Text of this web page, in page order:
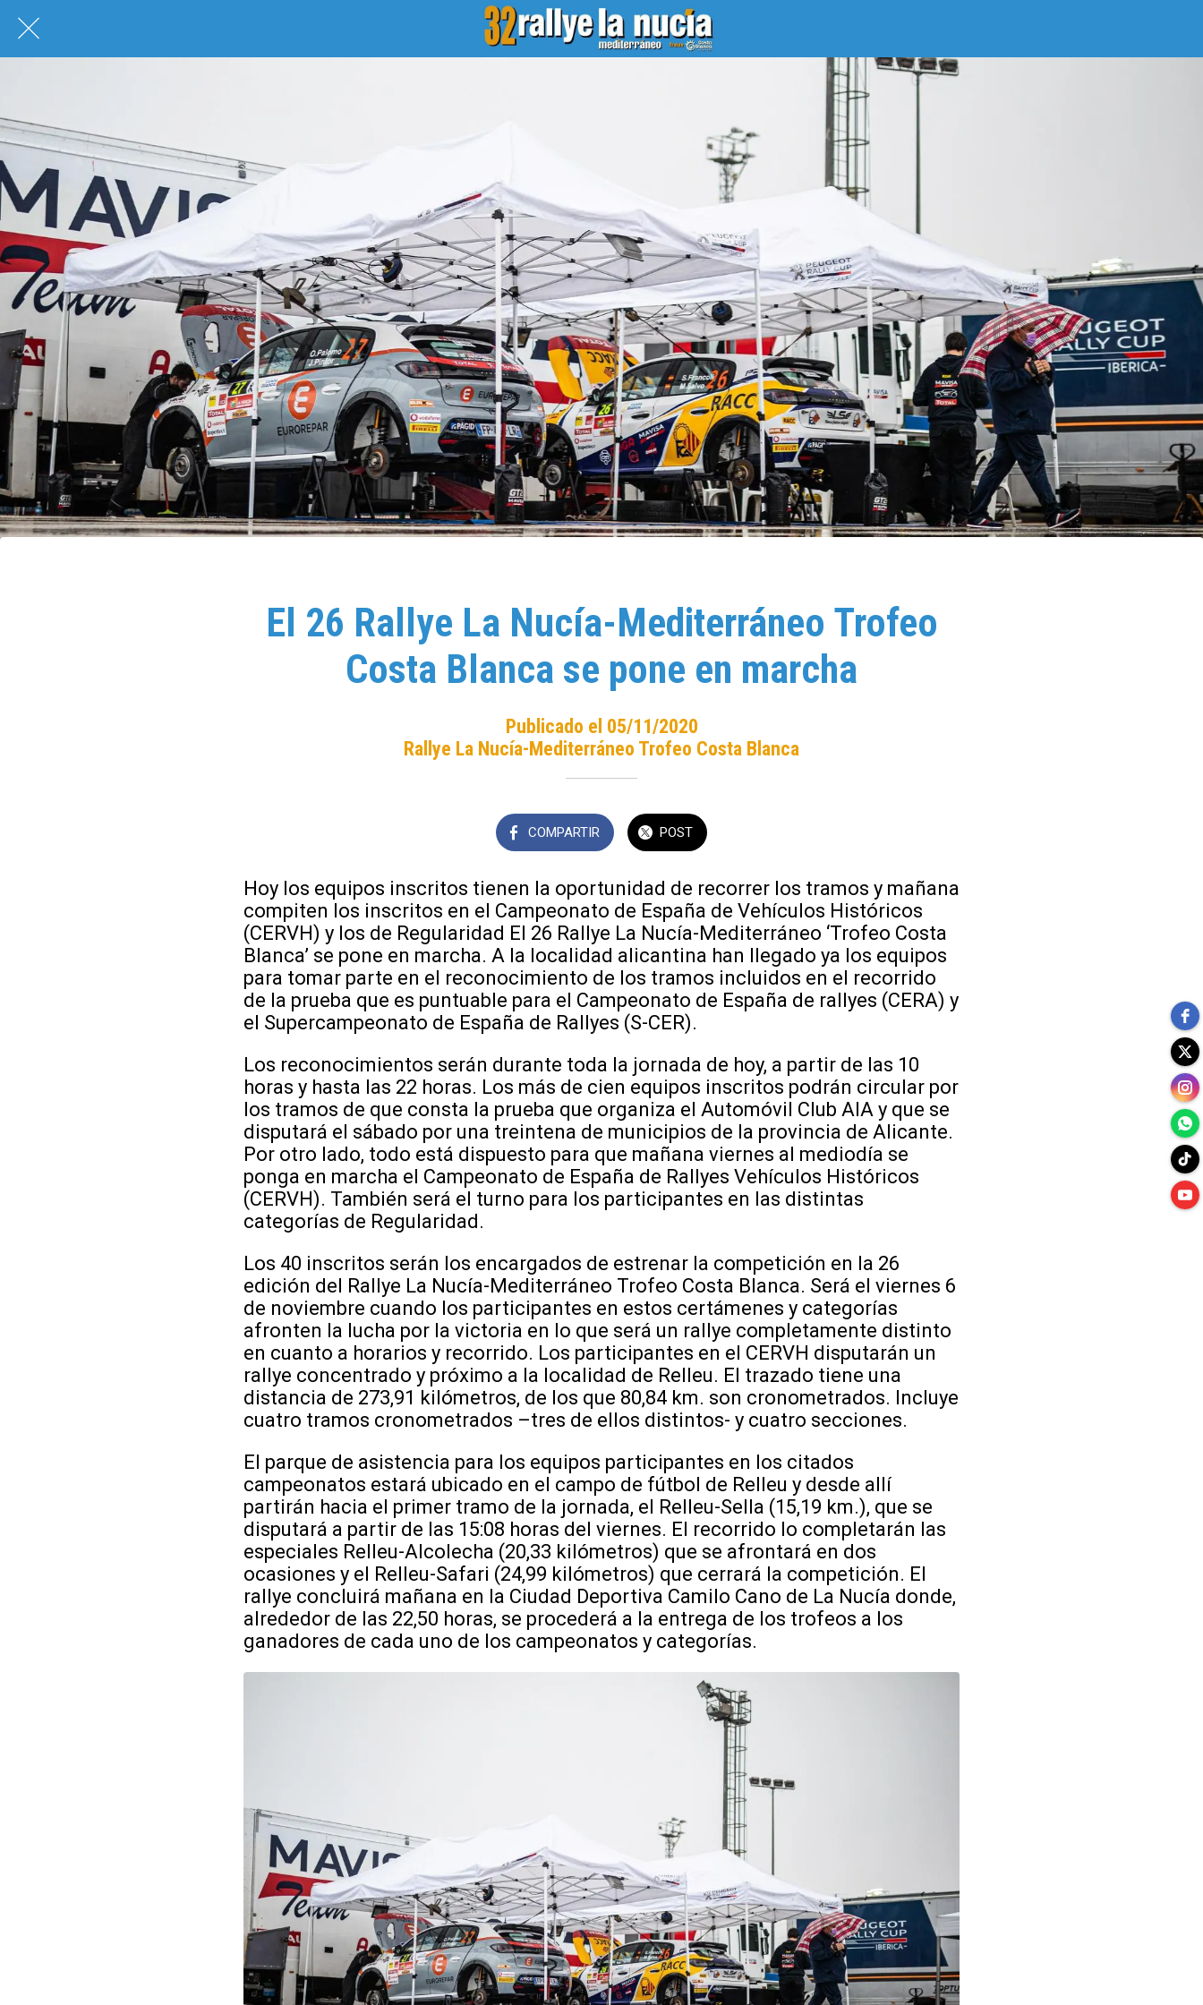
El 26 Rallye La Nucía-Mediterráneo Trofeo
Costa Blanca se pone en marcha
Publicado el 05/11/2020
Rallye La Nucía-Mediterráneo Trofeo Costa Blanca
COMPARTIR POST
Hoy los equipos inscritos tienen la oportunidad de recorrer los tramos y mañana
compiten los inscritos en el Campeonato de España de Vehículos Históricos
(CERVH) y los de Regularidad El 26 Rallye La Nucía-Mediterráneo ‘Trofeo Costa
Blanca’ se pone en marcha. A la localidad alicantina han llegado ya los equipos
para tomar parte en el reconocimiento de los tramos incluidos en el recorrido
de la prueba que es puntuable para el Campeonato de España de rallyes (CERA) y
el Supercampeonato de España de Rallyes (S-CER).
Los reconocimientos serán durante toda la jornada de hoy, a partir de las 10
horas y hasta las 22 horas. Los más de cien equipos inscritos podrán circular por
los tramos de que consta la prueba que organiza el Automóvil Club AIA y que se
disputará el sábado por una treintena de municipios de la provincia de Alicante.
Por otro lado, todo está dispuesto para que mañana viernes al mediodía se
ponga en marcha el Campeonato de España de Rallyes Vehículos Históricos
(CERVH). También será el turno para los participantes en las distintas
categorías de Regularidad.
Los 40 inscritos serán los encargados de estrenar la competición en la 26
edición del Rallye La Nucía-Mediterráneo Trofeo Costa Blanca. Será el viernes 6
de noviembre cuando los participantes en estos certámenes y categorías
afronten la lucha por la victoria en lo que será un rallye completamente distinto
en cuanto a horarios y recorrido. Los participantes en el CERVH disputarán un
rallye concentrado y próximo a la localidad de Relleu. El trazado tiene una
distancia de 273,91 kilómetros, de los que 80,84 km. son cronometrados. Incluye
cuatro tramos cronometrados –tres de ellos distintos- y cuatro secciones.
El parque de asistencia para los equipos participantes en los citados
campeonatos estará ubicado en el campo de fútbol de Relleu y desde allí
partirán hacia el primer tramo de la jornada, el Relleu-Sella (15,19 km.), que se
disputará a partir de las 15:08 horas del viernes. El recorrido lo completarán las
especiales Relleu-Alcolecha (20,33 kilómetros) que se afrontará en dos
ocasiones y el Relleu-Safari (24,99 kilómetros) que cerrará la competición. El
rallye concluirá mañana en la Ciudad Deportiva Camilo Cano de La Nucía donde,
alrededor de las 22,50 horas, se procederá a la entrega de los trofeos a los
ganadores de cada uno de los campeonatos y categorías.